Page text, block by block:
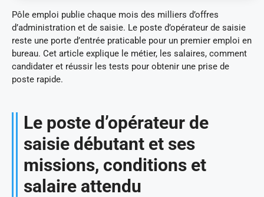
Pôle emploi publie chaque mois des milliers d’offres
d’administration et de saisie. Le poste d’opérateur de saisie
reste une porte d’entrée praticable pour un premier emploi en
bureau. Cet article explique le métier, les salaires, comment
candidater et réussir les tests pour obtenir une prise de
poste rapide.
Le poste d’opérateur de
saisie débutant et ses
missions, conditions et
salaire attendu